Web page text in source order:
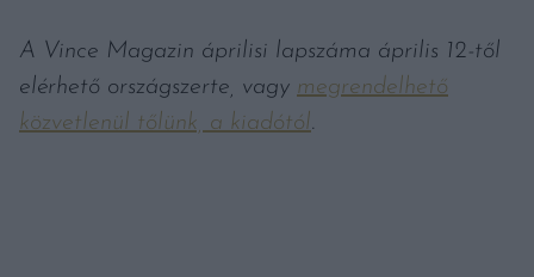
A Vince Magazin áprilisi lapszáma április 12-től
elérhető országszerte, vagy megrendelhető
közvetlenül tőlünk, a kiadótól.